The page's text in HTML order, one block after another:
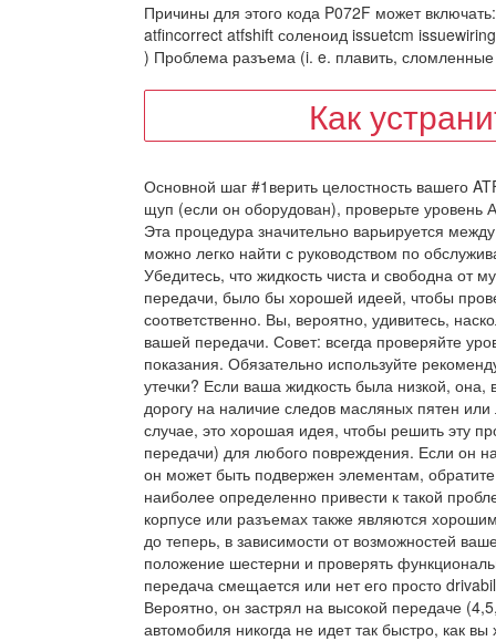
Причины для этого кода P072F может
atfincorrect atfshift соленоид issuetcm
) Проблема разъема (i. e. плавить,
Как
Основной шаг #1верить целостность вашего
щуп (если он оборудован), проверьте
Эта процедура значительно варьируется
можно легко найти с руководством по
Убедитесь, что жидкость чиста и свободна от
передачи, было бы хорошей идеей, чтобы
соответственно. Вы, вероятно, удивитесь,
вашей передачи. Совет: всегда проверяйте
показания. Обязательно используйте
утечки? Если ваша жидкость была низкой,
дорогу на наличие следов масляных пятен
случае, это хорошая идея, чтобы решить эту
передачи) для любого повреждения. Если он
он может быть подвержен элементам,
наиболее определенно привести к такой
корпусе или разъемах также являются
до теперь, в зависимости от возможностей
положение шестерни и проверять
передача смещается или нет его просто
Вероятно, он застрял на высокой передаче
автомобиля никогда не идет так быстро, как